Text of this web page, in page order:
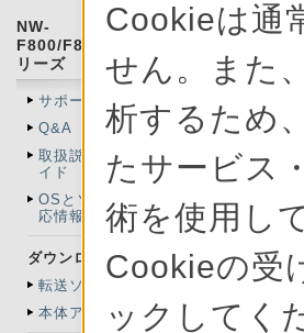
NW-
F800/F800K/F800BTシ
リーズ
サポート情報トップ
Q&A
取扱説明書／ヘルプガ
イド
OSとソフトウェアの対
応情報
ダウンロード
転送ソフトウェア
本体アップデート情報
フ
音
Cookieは通
せん。また
析するため
たサービス
術を使用し
Cookieの受
ックしてく